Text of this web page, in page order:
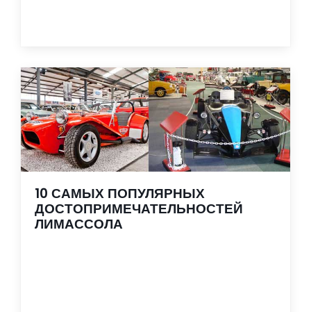
10 САМЫХ ПОПУЛЯРНЫХ
ДОСТОПРИМЕЧАТЕЛЬНОСТЕЙ
ЛИМАССОЛА